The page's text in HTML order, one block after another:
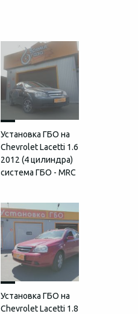
Установка ГБО на
Chevrolet Lacetti 1.6
2012 (4 цилиндра)
система ГБО - MRC
Установка ГБО на
Chevrolet Lacetti 1.8